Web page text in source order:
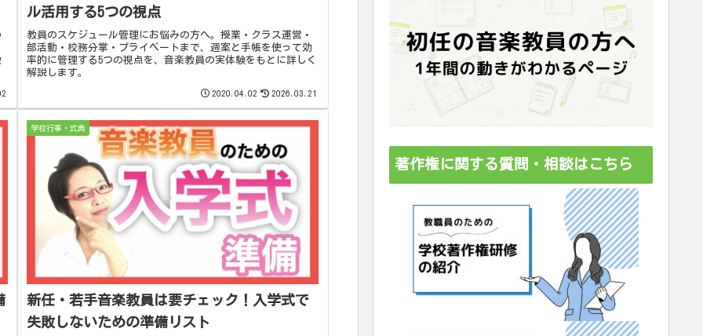
ル活用する5つの視点
教員のスケジュール管理にお悩みの方へ。授業・クラス運営・
部活動・校務分掌・プライベートまで、週案と手帳を使って効
率的に管理する5つの視点を、音楽教員の実体験をもとに詳しく
解説します。
2020.04.02 2026.03.21
学校行事・式典
新任・若手音楽教員は要チェック！入学式で
失敗しないための準備リスト
著作権に関する質問・相談はこちら